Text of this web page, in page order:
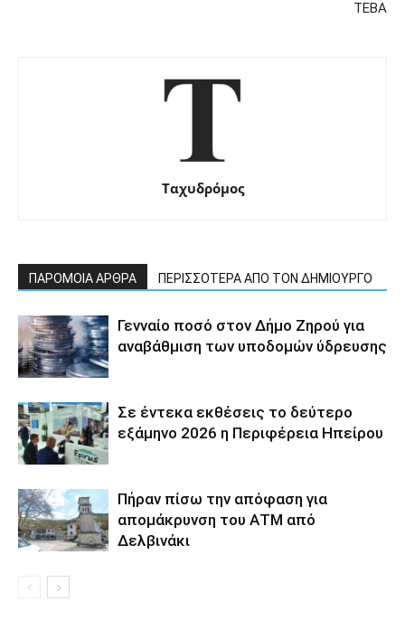
ΤΕΒΑ
Ταχυδρόμος
ΠΑΡΟΜΟΙΑ ΑΡΘΡΑ ΠΕΡΙΣΣΟΤΕΡΑ ΑΠΟ ΤΟΝ ΔΗΜΙΟΥΡΓΟ
Γενναίο ποσό στον Δήμο Ζηρού για
αναβάθμιση των υποδομών ύδρευσης
Σε έντεκα εκθέσεις το δεύτερο
εξάμηνο 2026 η Περιφέρεια Ηπείρου
Πήραν πίσω την απόφαση για
απομάκρυνση του ΑΤΜ από
Δελβινάκι